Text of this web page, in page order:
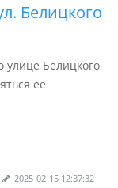
Белицкого
улице Белицкого
ее
2025-02-15 12:37:32